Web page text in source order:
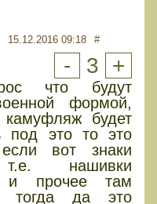
15.12.2016 09:18 #
- 3 +
что будут
формой,
будет
под это то это
вот знаки
нашивки
и прочее там
тогда да это